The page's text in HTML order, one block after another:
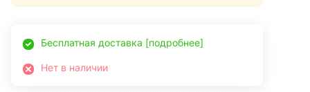
Бесплатная доставка [подробнее]
Нет в наличии